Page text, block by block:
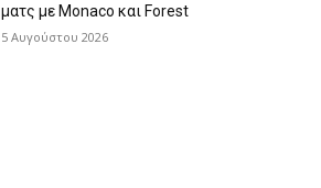
ματς με Monaco και Forest
5 Αυγούστου 2026